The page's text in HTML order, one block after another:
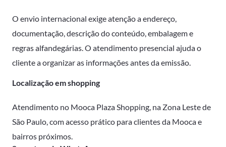
O envio internacional exige atenção a endereço,
documentação, descrição do conteúdo, embalagem e
regras alfandegárias. O atendimento presencial ajuda o
cliente a organizar as informações antes da emissão.
Localização em shopping
Atendimento no Mooca Plaza Shopping, na Zona Leste de
São Paulo, com acesso prático para clientes da Mooca e
bairros próximos.